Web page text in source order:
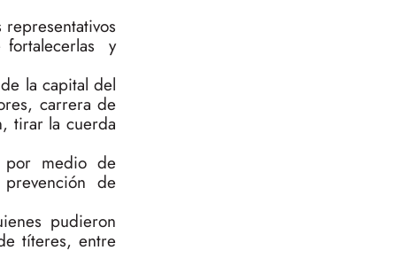
fortalecerlas y
la capital del
carrera de
tirar la cuerda
por medio de
de
pudieron
títeres, entre